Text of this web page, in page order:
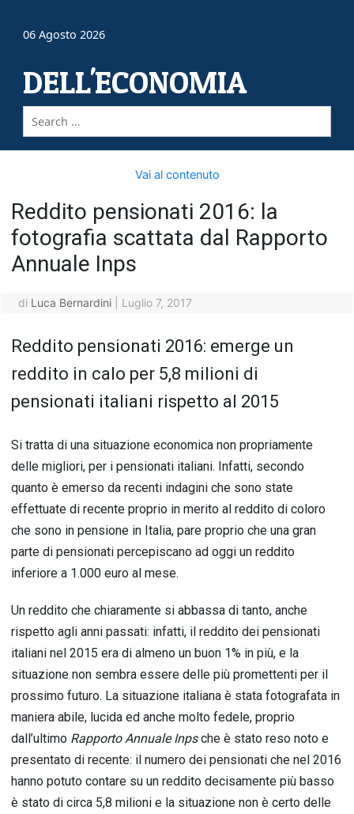
06 Agosto 2026
DELL'ECONOMIA
Vai al contenuto
Reddito pensionati 2016: la
fotografia scattata dal Rapporto
Annuale Inps
di Luca Bernardini Luglio 7, 2017
Reddito pensionati 2016: emerge un
reddito in calo per 5,8 milioni di
pensionati italiani rispetto al 2015
Si tratta di una situazione economica non propriamente
delle migliori, per i pensionati italiani. Infatti, secondo
quanto è emerso da recenti indagini che sono state
effettuate di recente proprio in merito al reddito di coloro
che sono in pensione in Italia, pare proprio che una gran
parte di pensionati percepiscano ad oggi un reddito
inferiore a 1.000 euro al mese.
Un reddito che chiaramente si abbassa di tanto, anche
rispetto agli anni passati: infatti, il reddito dei pensionati
italiani nel 2015 era di almeno un buon 1% in più, e la
situazione non sembra essere delle più promettenti per il
prossimo futuro. La situazione italiana è stata fotografata in
maniera abile, lucida ed anche molto fedele, proprio
dall’ultimo Rapporto Annuale Inpsche è stato reso noto e
presentato di recente: il numero dei pensionati che nel 2016
hanno potuto contare su un reddito decisamente più basso
è stato di circa 5,8 milioni e la situazione non è certo delle